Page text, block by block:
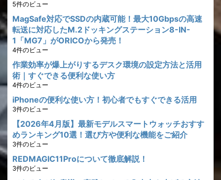
5件のビュー
MagSafe対応でSSDの内蔵可能！最大10Gbpsの高速
転送に対応したM.2ドッキングステーション8-IN-
1「MG7」がORICOから発売！
4件のビュー
作業効率が爆上がりするデスク環境の設定方法と活用
術｜すぐできる便利な使い方
4件のビュー
iPhoneの便利な使い方！初心者でもすぐできる活用
3件のビュー
【2026年4月版】最新モデルスマートウォッチおすす
めランキング10選！選び方や便利な機能をご紹介
3件のビュー
REDMAGIC11Proについて徹底解説！
3件のビュー